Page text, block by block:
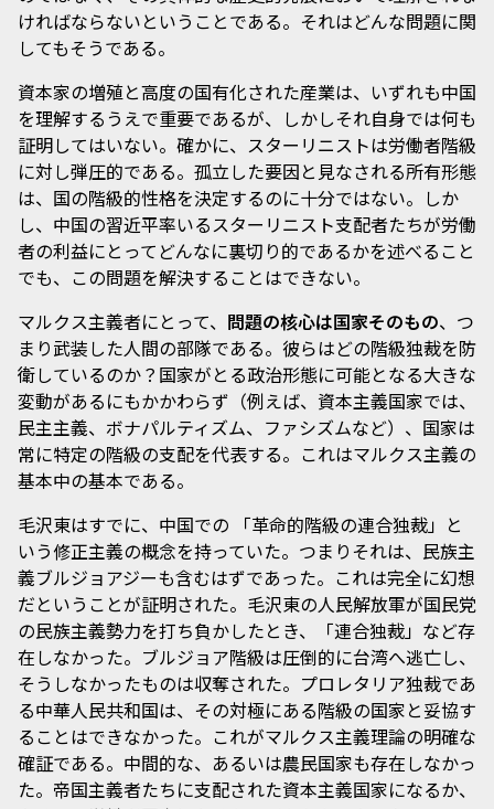
ければならないということである。それはどんな問題に関
してもそうである。
資本家の増殖と高度の国有化された産業は、いずれも中国
を理解するうえで重要であるが、しかしそれ自身では何も
証明してはいない。確かに、スターリニストは労働者階級
に対し弾圧的である。孤立した要因と見なされる所有形態
は、国の階級的性格を決定するのに十分ではない。しか
し、中国の習近平率いるスターリニスト支配者たちが労働
者の利益にとってどんなに裏切り的であるかを述べること
でも、この問題を解決することはできない。
マルクス主義者にとって、 問題の核心は国家そのもの、つ
まり武装した人間の部隊である。彼らはどの階級独裁を防
衛しているのか？国家がとる政治形態に可能となる大きな
変動があるにもかかわらず（例えば、資本主義国家では、
民主主義、ボナパルティズム、ファシズムなど）、国家は
常に特定の階級の支配を代表する。これはマルクス主義の
基本中の基本である。
毛沢東はすでに、中国での 「革命的階級の連合独裁」と
いう修正主義の概念を持っていた。つまりそれは、民族主
義ブルジョアジーも含むはずであった。これは完全に幻想
だということが証明された。毛沢東の人民解放軍が国民党
の民族主義勢力を打ち負かしたとき、「連合独裁」など存
在しなかった。ブルジョア階級は圧倒的に台湾へ逃亡し、
そうしなかったものは収奪された。プロレタリア独裁であ
る中華人民共和国は、その対極にある階級の国家と妥協す
ることはできなかった。これがマルクス主義理論の明確な
確証である。中間的な、あるいは農民国家も存在しなかっ
た。帝国主義者たちに支配された資本主義国家になるか、